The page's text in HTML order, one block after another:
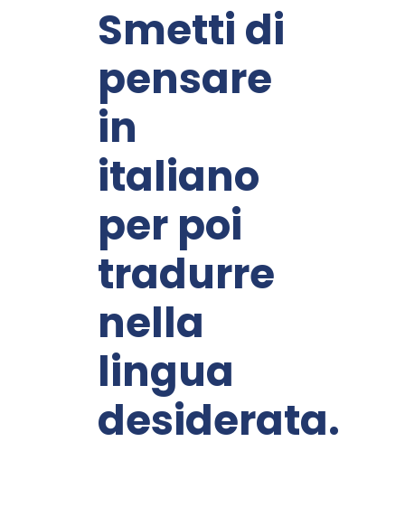
Smetti di
pensare
in
italiano
per poi
tradurre
nella
lingua
desiderata.